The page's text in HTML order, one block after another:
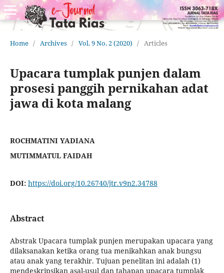
Home / Archives / Vol. 9 No. 2 (2020) / Articles
Upacara tumplak punjen dalam
prosesi panggih pernikahan adat
jawa di kota malang
ROCHMATINI YADIANA
MUTIMMATUL FAIDAH
DOI: https://doi.org/10.26740/jtr.v9n2.34788
Abstract
Abstrak Upacara tumplak punjen merupakan upacara yang
dilaksanakan ketika orang tua menikahkan anak bungsu
atau anak yang terakhir. Tujuan penelitan ini adalah (1)
mendeskripsikan asal-usul dan tahapan upacara tumplak